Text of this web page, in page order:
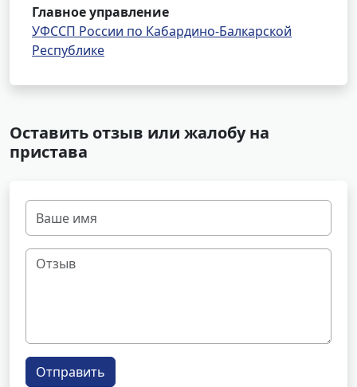
Главное управление
УФССП России по Кабардино-Балкарской
Республике
Оставить отзыв или жалобу на
пристава
Отправить